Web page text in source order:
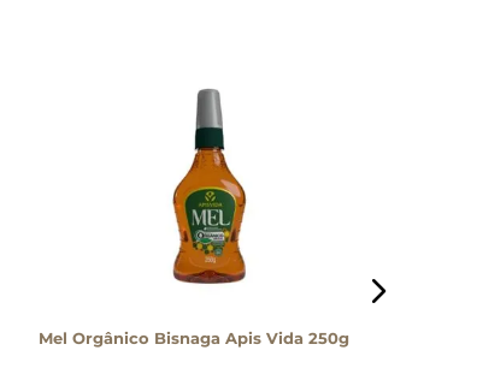
Mel Orgânico Bisnaga Apis Vida 250g